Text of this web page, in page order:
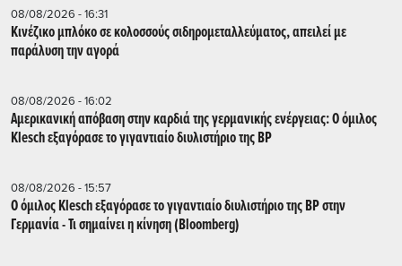
08/08/2026 - 16:31
Κινέζικο μπλόκο σε κολοσσούς σιδηρομεταλλεύματος, απειλεί με
παράλυση την αγορά
08/08/2026 - 16:02
Αμερικανική απόβαση στην καρδιά της γερμανικής ενέργειας: Ο όμιλος
Klesch εξαγόρασε το γιγαντιαίο διυλιστήριο της BP
08/08/2026 - 15:57
Ο όμιλος Klesch εξαγόρασε το γιγαντιαίο διυλιστήριο της BP στην
Γερμανία - Τι σημαίνει η κίνηση (Βloomberg)